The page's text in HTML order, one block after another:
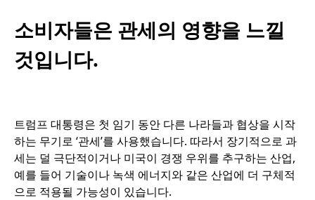
소비자들은 관세의 영향을 느낄
것입니다.
트럼프 대통령은 첫 임기 동안 다른 나라들과 협상을 시작
하는 무기로 ‘관세’를 사용했습니다. 따라서 장기적으로 과
세는 덜 극단적이거나 미국이 경쟁 우위를 추구하는 산업,
예를 들어 기술이나 녹색 에너지와 같은 산업에 더 구체적
으로 적용될 가능성이 있습니다.